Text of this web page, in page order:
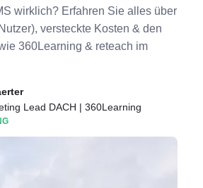
wirklich? Erfahren Sie alles über
versteckte Kosten & den
360Learning & reteach im
Lead DACH | 360Learning